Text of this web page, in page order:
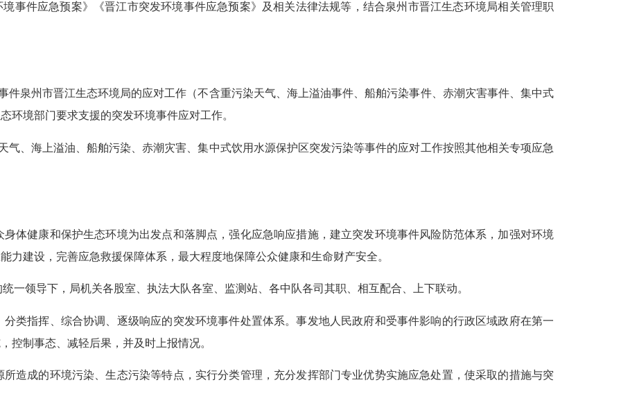
事件应急预案》《晋江市突发环境事件应急预案》及相关法律法规等，结合泉州市晋江生态环境局相关管理职
件泉州市晋江生态环境局的应对工作（不含重污染天气、海上溢油事件、船舶污染事件、赤潮灾害事件、集中式
环境部门要求支援的突发环境事件应对工作。
气、海上溢油、船舶污染、赤潮灾害、集中式饮用水源保护区突发污染等事件的应对工作按照其他相关专项应急
体健康和保护生态环境为出发点和落脚点，强化应急响应措施，建立突发环境事件风险防范体系，加强对环境
力建设，完善应急救援保障体系， 最大程度地保障公众健康和生命财产安全。
一领导下，局机关各股室、执法大队各室、监测站、各中队各司其职、相互配合、上下联动。
类指挥、综合协调、逐级响应的突发环境事件处置体系。事发地人民政府和受事件影响的行政区域政府在第一
控制事态、减轻后果，并及时上报情况。
造成的环境污染、生态污染等特点，实行分类管理，充分发挥部门专业优势实施应急处置，使采取的措施与突